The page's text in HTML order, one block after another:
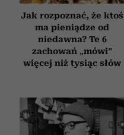
Jak rozpoznać, że ktoś
ma pieniądze od
niedawna? Te 6
zachowań „mówi”
więcej niż tysiąc słów